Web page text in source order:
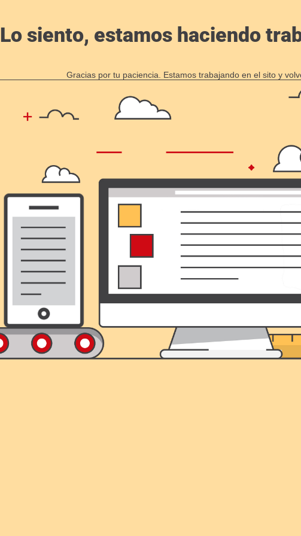
Lo siento, estamos haciendo
Gracias por tu paciencia. Estamos trabajando en el sito y